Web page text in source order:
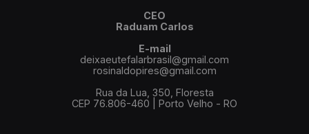
CEO
Raduam Carlos
E-mail
deixaeutefalarbrasil@gmail.com
rosinaldopires@gmail.com
Rua da Lua, 350, Floresta
CEP 76.806-460 | Porto Velho - RO